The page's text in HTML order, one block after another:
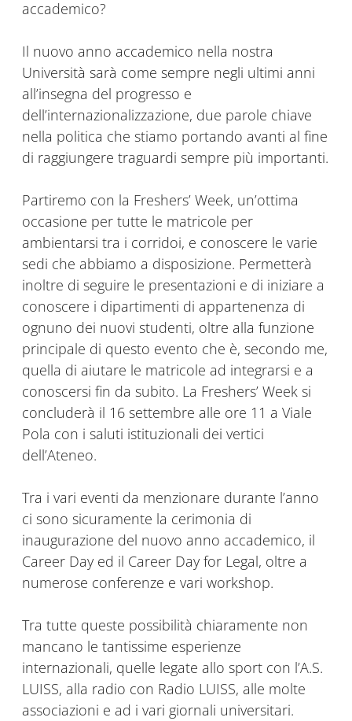
accademico?
Il nuovo anno accademico nella nostra
Università sarà come sempre negli ultimi anni
all’insegna del progresso e
dell’internazionalizzazione, due parole chiave
nella politica che stiamo portando avanti al fine
di raggiungere traguardi sempre più importanti.
Partiremo con la Freshers’ Week, un’ottima
occasione per tutte le matricole per
ambientarsi tra i corridoi, e conoscere le varie
sedi che abbiamo a disposizione. Permetterà
inoltre di seguire le presentazioni e di iniziare a
conoscere i dipartimenti di appartenenza di
ognuno dei nuovi studenti, oltre alla funzione
principale di questo evento che è, secondo me,
quella di aiutare le matricole ad integrarsi e a
conoscersi fin da subito. La Freshers’ Week si
concluderà il 16 settembre alle ore 11 a Viale
Pola con i saluti istituzionali dei vertici
dell’Ateneo.
Tra i vari eventi da menzionare durante l’anno
ci sono sicuramente la cerimonia di
inaugurazione del nuovo anno accademico, il
Career Day ed il Career Day for Legal, oltre a
numerose conferenze e vari workshop.
Tra tutte queste possibilità chiaramente non
mancano le tantissime esperienze
internazionali, quelle legate allo sport con l’A.S.
LUISS, alla radio con Radio LUISS, alle molte
associazioni e ad i vari giornali universitari.